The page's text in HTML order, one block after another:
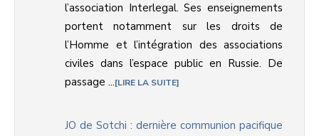
l’association Interlegal. Ses enseignements
portent notamment sur les droits de
l’Homme et l’intégration des associations
civiles dans l’espace public en Russie. De
passage ... LIRE LA SUITE
JO de Sotchi : dernière communion pacifique